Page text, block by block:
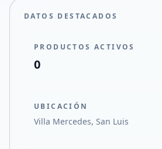
DATOS DESTACADOS
PRODUCTOS ACTIVOS
0
UBICACIÓN
Villa Mercedes, San Luis